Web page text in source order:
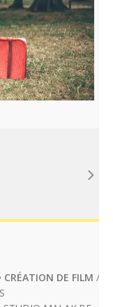
CRÉATION DE FILM /